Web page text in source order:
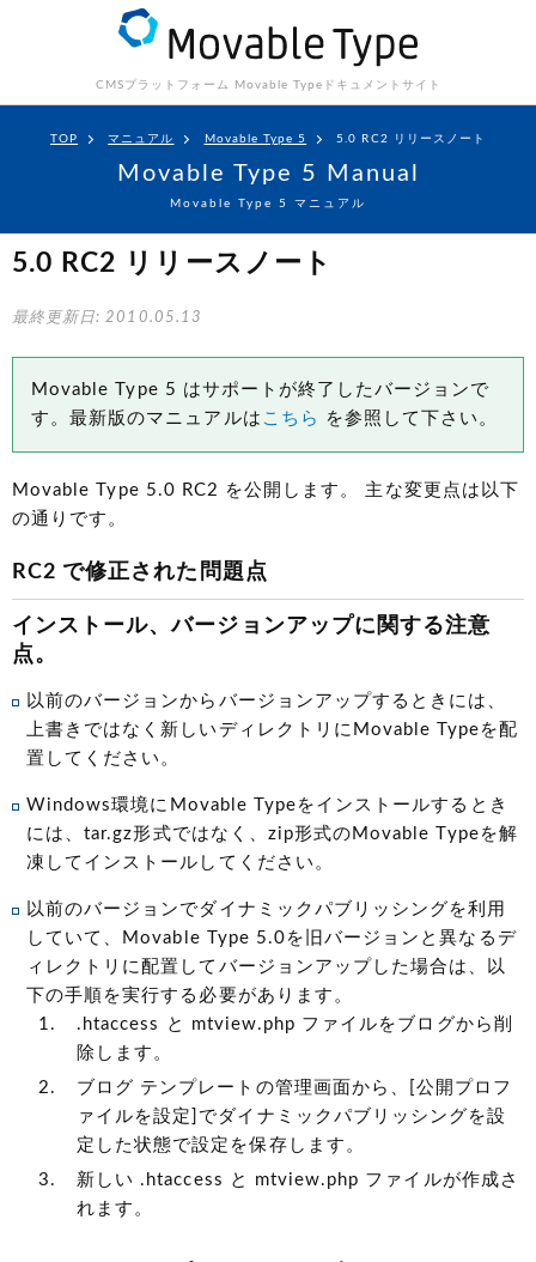
CMSプラットフォーム Movable Type ドキュメントサイト
TOP マニュアル Movable Type 5 5.0 RC2 リリースノート
Movable Type 5 Manual
Movable Type 5 マニュアル
5.0 RC2 リリースノート
最終更新日: 2010.05.13
Movable Type 5 はサポートが終了したバージョンで
す。最新版のマニュアルは こちら を参照して下さい。
Movable Type 5.0 RC2 を公開します。 主な変更点は以下
の通りです。
RC2 で修正された問題点
インストール、バージョンアップに関する注意
点。
以前のバージョンからバージョンアップするときには、
上書きではなく新しいディレクトリにMovable Typeを配
置してください。
Windows環境にMovable Typeをインストールするとき
には、tar.gz形式ではなく、zip形式のMovable Typeを解
凍してインストールしてください。
以前のバージョンでダイナミックパブリッシングを利用
していて、Movable Type 5.0を旧バージョンと異なるデ
ィレクトリに配置してバージョンアップした場合は、以
下の手順を実行する必要があります。
.htaccess と mtview.php ファイルをブログから削
除します。
ブログ テンプレートの管理画面から、[公開プロフ
ァイルを設定]でダイナミックパブリッシングを設
定した状態で設定を保存します。
新しい .htaccess と mtview.php ファイルが作成さ
れます。